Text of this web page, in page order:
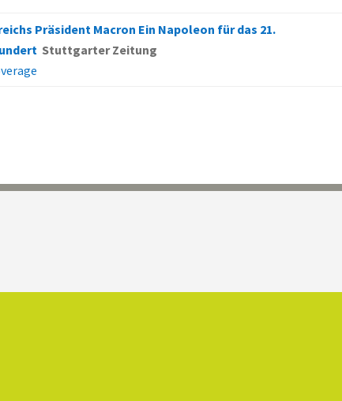
Präsident Macron Ein Napoleon für das 21.
Stuttgarter Zeitung